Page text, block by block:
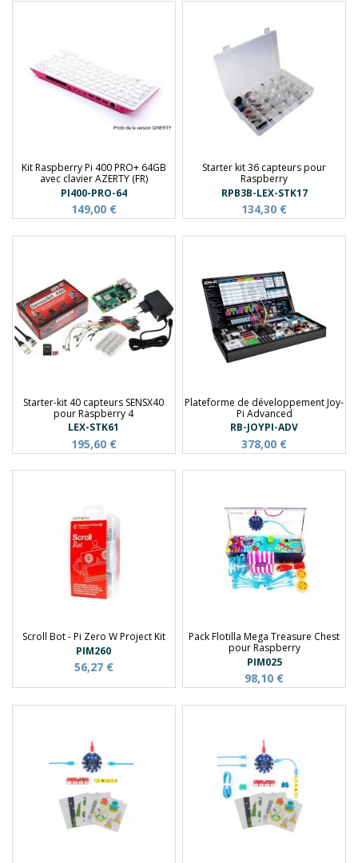
Kit Raspberry Pi 400 PRO+ 64GB
avec clavier AZERTY (FR)
PI400-PRO-64
149,00 €
Starter kit 36 capteurs pour
Raspberry
RPB3B-LEX-STK17
134,30 €
Starter-kit 40 capteurs SENSX40
pour Raspberry 4
LEX-STK61
195,60 €
Plateforme de développement Joy-
Pi Advanced
RB-JOYPI-ADV
378,00 €
Scroll Bot - Pi Zero W Project Kit
PIM260
56,27 €
Pack Flotilla Mega Treasure Chest
pour Raspberry
PIM025
98,10 €